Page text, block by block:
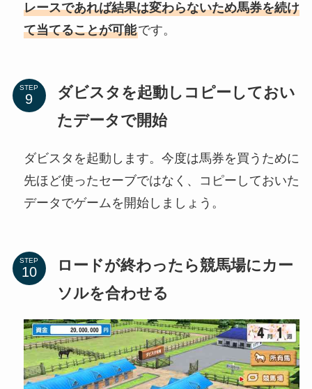
レースであれば結果は変わらないため馬券を続け
て当てることが可能です。
STEP
ダビスタを起動しコピーしておい
たデータで開始
ダビスタを起動します。今度は馬券を買うために
先ほど使ったセーブではなく、コピーしておいた
データでゲームを開始しましょう。
STEP
ロードが終わったら競馬場にカー
ソルを合わせる